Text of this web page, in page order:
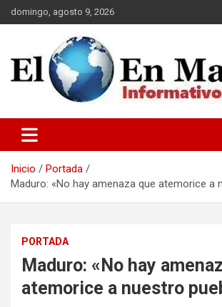
Saltar
al
domingo, agosto 9, 2026
Inicio
Portada
Maduro: «No hay amenaza que atemorice a
PORTADA
Maduro: «No hay
atemorice a nuestro